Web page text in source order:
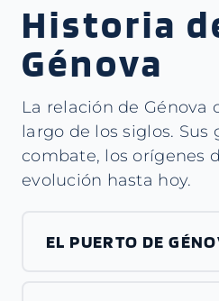
Historia
Génova
La relación de Génova
largo de los siglos. Sus
combate, los orígenes
evolución hasta hoy.
EL PUERTO DE